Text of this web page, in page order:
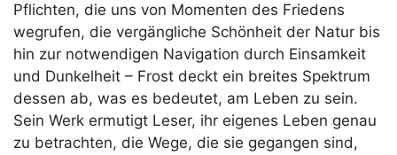
Pflichten, die uns von Momenten des Friedens
wegrufen, die vergängliche Schönheit der Natur bis
hin zur notwendigen Navigation durch Einsamkeit
und Dunkelheit – Frost deckt ein breites Spektrum
dessen ab, was es bedeutet, am Leben zu sein.
Sein Werk ermutigt Leser, ihr eigenes Leben genau
zu betrachten, die Wege, die sie gegangen sind,